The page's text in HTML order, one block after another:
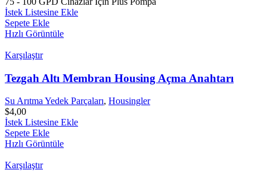
İstek Listesine Ekle
Sepete Ekle
Hızlı Görüntüle
Karşılaştır
Tezgah Altı Membran Housing Açma Anahtarı
Su Arıtma Yedek Parçaları, Housingler
$4,00
İstek Listesine Ekle
Sepete Ekle
Hızlı Görüntüle
Karşılaştır